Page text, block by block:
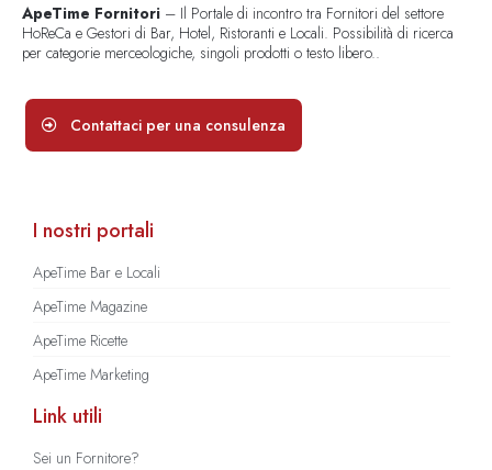
ApeTime Fornitori – Il Portale di incontro tra Fornitori del settore
HoReCa e Gestori di Bar, Hotel, Ristoranti e Locali. Possibilità di ricerca
per categorie merceologiche, singoli prodotti o testo libero..
Contattaci per una consulenza
I nostri portali
ApeTime Bar e Locali
ApeTime Magazine
ApeTime Ricette
ApeTime Marketing
Link utili
Sei un Fornitore?